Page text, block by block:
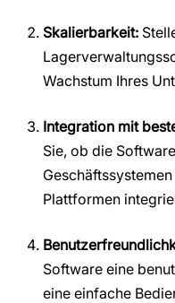
Skalierbarkeit:
Wachstum Ihres
Integration mit
Sie, ob die
Plattformen
Software eine
eine einfache